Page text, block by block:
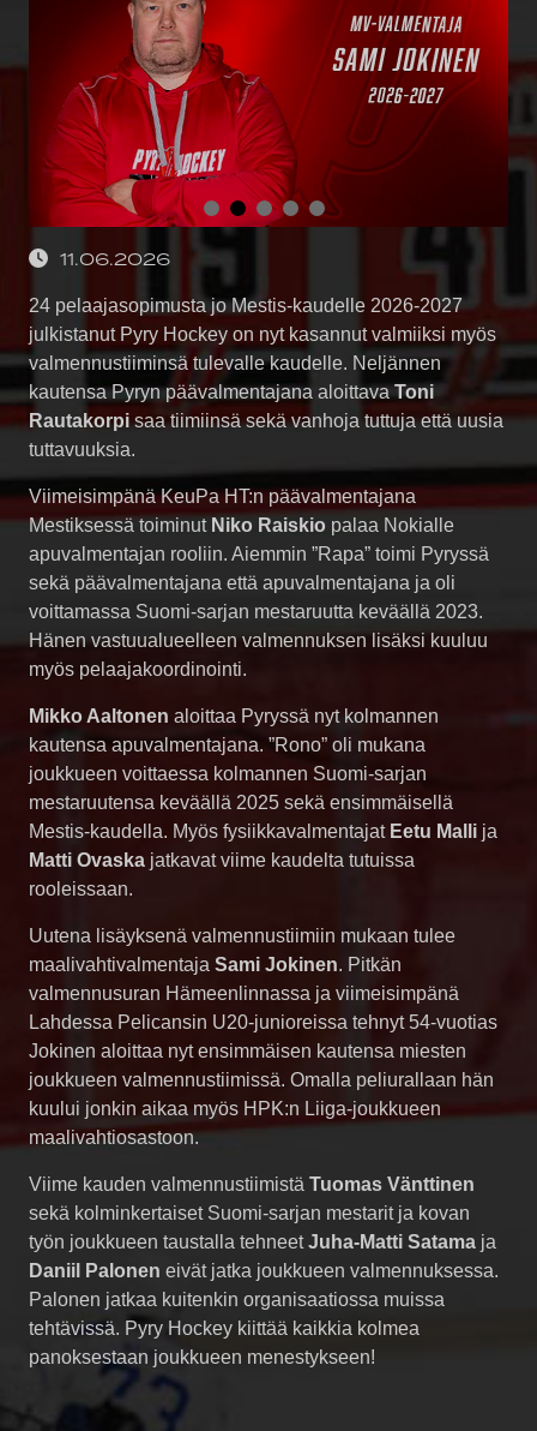
11.06.2026
24 pelaajasopimusta jo Mestis-kaudelle 2026-2027
julkistanut Pyry Hockey on nyt kasannut valmiiksi myös
valmennustiiminsä tulevalle kaudelle. Neljännen
kautensa Pyryn päävalmentajana aloittava Toni
Rautakorpi saa tiimiinsä sekä vanhoja tuttuja että uusia
tuttavuuksia.
Viimeisimpänä KeuPa HT:n päävalmentajana
Mestiksessä toiminut Niko Raiskio palaa Nokialle
apuvalmentajan rooliin. Aiemmin ”Rapa” toimi Pyryssä
sekä päävalmentajana että apuvalmentajana ja oli
voittamassa Suomi-sarjan mestaruutta keväällä 2023.
Hänen vastuualueelleen valmennuksen lisäksi kuuluu
myös pelaajakoordinointi.
Mikko Aaltonen aloittaa Pyryssä nyt kolmannen
kautensa apuvalmentajana. ”Rono” oli mukana
joukkueen voittaessa kolmannen Suomi-sarjan
mestaruutensa keväällä 2025 sekä ensimmäisellä
Mestis-kaudella. Myös fysiikkavalmentajat Eetu Malli ja
Matti Ovaska jatkavat viime kaudelta tutuissa
rooleissaan.
Uutena lisäyksenä valmennustiimiin mukaan tulee
maalivahtivalmentaja Sami Jokinen. Pitkän
valmennusuran Hämeenlinnassa ja viimeisimpänä
Lahdessa Pelicansin U20-junioreissa tehnyt 54-vuotias
Jokinen aloittaa nyt ensimmäisen kautensa miesten
joukkueen valmennustiimissä. Omalla peliurallaan hän
kuului jonkin aikaa myös HPK:n Liiga-joukkueen
maalivahtiosastoon.
Viime kauden valmennustiimistä Tuomas Vänttinen
sekä kolminkertaiset Suomi-sarjan mestarit ja kovan
työn joukkueen taustalla tehneetJuha-Matti Satama ja
Daniil Palonen eivät jatka joukkueen valmennuksessa.
Palonen jatkaa kuitenkin organisaatiossa muissa
tehtävissä. Pyry Hockey kiittää kaikkia kolmea
panoksestaan joukkueen menestykseen!